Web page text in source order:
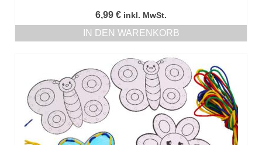
6,99 € inkl. MwSt.
IN DEN WARENKORB